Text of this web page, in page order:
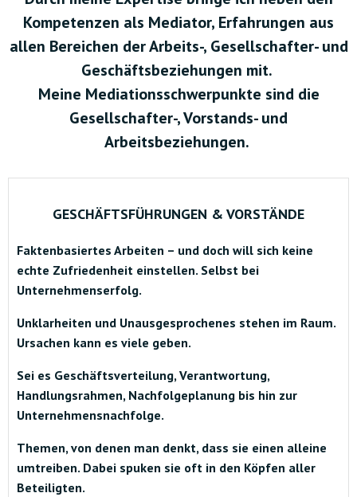
Kompetenzen als Mediator, Erfahrungen aus
allen Bereichen der Arbeits-, Gesellschafter- und
Geschäftsbeziehungen mit.
Meine Mediationsschwerpunkte sind die
Gesellschafter-, Vorstands- und
Arbeitsbeziehungen.
GESCHÄFTSFÜHRUNGEN & VORSTÄNDE
Faktenbasiertes Arbeiten – und doch will sich keine
echte Zufriedenheit einstellen. Selbst bei
Unternehmenserfolg.
Unklarheiten und Unausgesprochenes stehen im Raum.
Ursachen kann es viele geben.
Sei es Geschäftsverteilung, Verantwortung,
Handlungsrahmen, Nachfolgeplanung bis hin zur
Unternehmensnachfolge.
Themen, von denen man denkt, dass sie einen alleine
umtreiben. Dabei spuken sie oft in den Köpfen aller
Beteiligten.